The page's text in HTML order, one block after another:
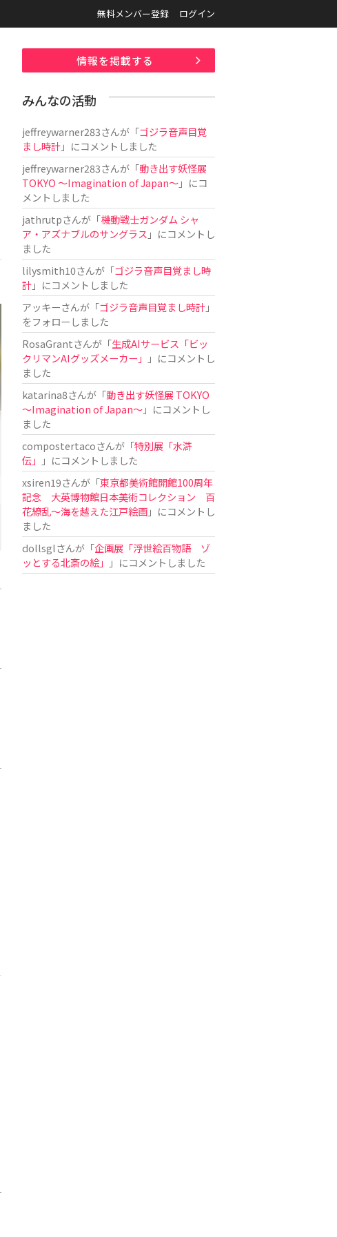
無料メンバー登録 ログイン
情報を掲載する
みんなの活動
jeffreywarner283さんが「ゴジラ音声目覚
まし時計」にコメントしました
jeffreywarner283さんが「動き出す妖怪展
TOKYO 〜Imagination of Japan〜」にコ
メントしました
jathrutpさんが「機動戦士ガンダム シャ
ア・アズナブルのサングラス 」にコメントし
ました
lilysmith10さんが「ゴジラ音声目覚まし時
計」にコメントしました
アッキーさんが「ゴジラ音声目覚まし時計」
をフォローしました
RosaGrantさんが「生成AIサービス「ビッ
クリマンAIグッズメーカー」
」にコメントし
ました
katarina8さんが「動き出す妖怪展 TOKYO
〜Imagination of Japan〜」にコメントし
ました
compostertacoさんが「特別展「水滸
伝」
」にコメントしました
xsiren19さんが「東京都美術館開館100周年
記念 大英博物館日本美術コレクション 百
花繚乱～海を越えた江戸絵画」にコメントし
ました
dollsglさんが「企画展「浮世絵百物語 ゾ
ッとする北斎の絵」
」にコメントしました